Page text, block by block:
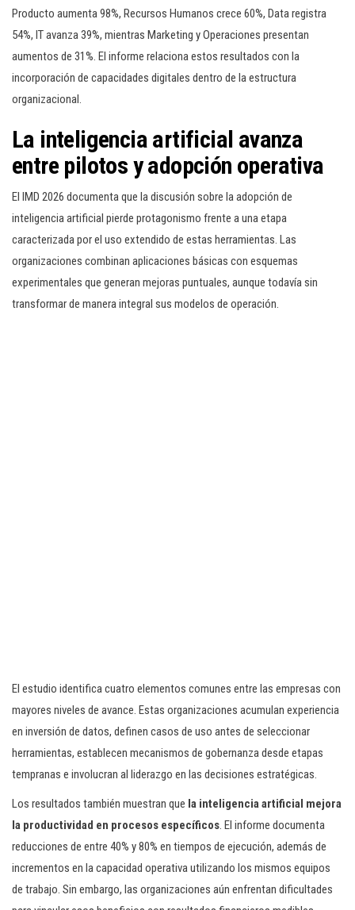
Producto aumenta 98%, Recursos Humanos crece 60%, Data registra
54%, IT avanza 39%, mientras Marketing y Operaciones presentan
aumentos de 31%. El informe relaciona estos resultados con la
incorporación de capacidades digitales dentro de la estructura
organizacional.
La inteligencia artificial avanza
entre pilotos y adopción operativa
El IMD 2026 documenta que la discusión sobre la adopción de
inteligencia artificial pierde protagonismo frente a una etapa
caracterizada por el uso extendido de estas herramientas. Las
organizaciones combinan aplicaciones básicas con esquemas
experimentales que generan mejoras puntuales, aunque todavía sin
transformar de manera integral sus modelos de operación.
El estudio identifica cuatro elementos comunes entre las empresas con
mayores niveles de avance. Estas organizaciones acumulan experiencia
en inversión de datos, definen casos de uso antes de seleccionar
herramientas, establecen mecanismos de gobernanza desde etapas
tempranas e involucran al liderazgo en las decisiones estratégicas.
Los resultados también muestran que la inteligencia artificial mejora
la productividad en procesos específicos. El informe documenta
reducciones de entre 40% y 80% en tiempos de ejecución, además de
incrementos en la capacidad operativa utilizando los mismos equipos
de trabajo. Sin embargo, las organizaciones aún enfrentan dificultades